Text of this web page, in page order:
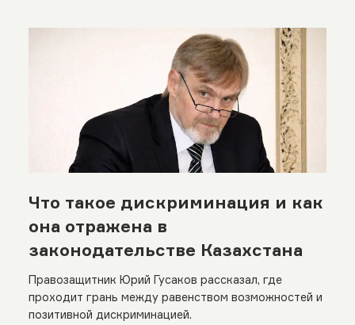
Что такое дискриминация и как
она отражена в
законодательстве Казахстана
Правозащитник Юрий Гусаков рассказал, где
проходит грань между равенством возможностей и
позитивной дискриминацией.